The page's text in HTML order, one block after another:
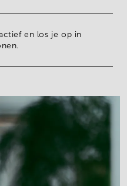
en los je op in